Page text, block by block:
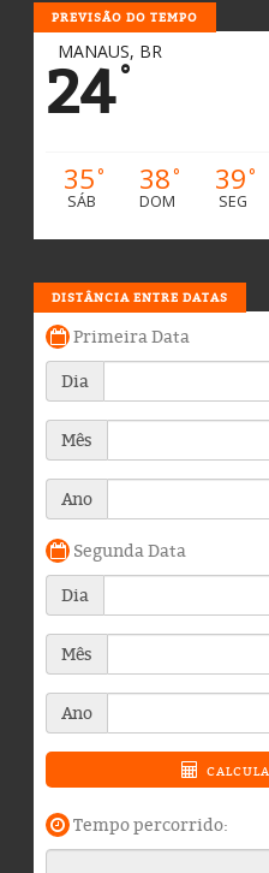
PREVISÃO DO TEMPO
MANAUS, BR
24°
35°
SÁB
38°
DOM
39°
SEG
DISTÂNCIA ENTRE DATAS